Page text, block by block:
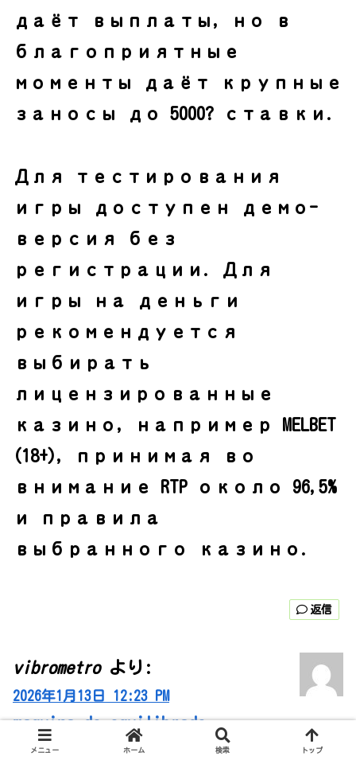
даёт выплаты, но в
благоприятные
моменты даёт крупные
заносы до 5000? ставки.
Для тестирования
игры доступен демо-
версия без
регистрации. Для
игры на деньги
рекомендуется
выбирать
лицензированные
казино, например MELBET
(18+), принимая во
внимание RTP около 96,5%
и правила
выбранного казино.
返信
vibrometro より:
2026年1月13日 12:23 PM
maquina de equilibrado
メニュー ホーム 検索 トップ